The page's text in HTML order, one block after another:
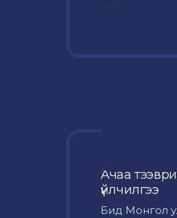
Ачаа
үйлчилгээ
Бид Монгол